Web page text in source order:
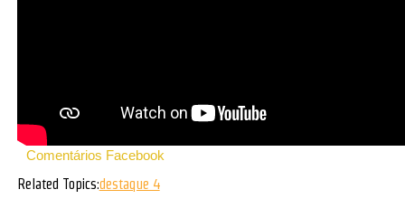
Comentários Facebook
Related Topics:destaque 4